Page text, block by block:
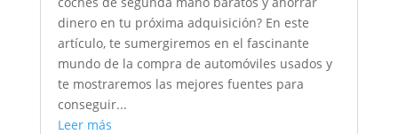
dinero en tu próxima adquisición? En este
artículo, te sumergiremos en el fascinante
mundo de la compra de automóviles usados y
te mostraremos las mejores fuentes para
conseguir...
Leer más